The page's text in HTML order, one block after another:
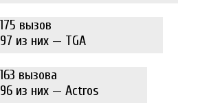
175 вызов
97 из них — TGA
163 вызова
96 из них — Actros